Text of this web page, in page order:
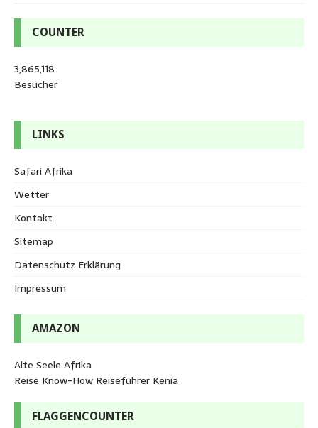
COUNTER
3,865,118
Besucher
LINKS
Safari Afrika
Wetter
Kontakt
Sitemap
Datenschutz Erklärung
Impressum
AMAZON
Alte Seele Afrika
Reise Know-How Reiseführer Kenia
FLAGGENCOUNTER